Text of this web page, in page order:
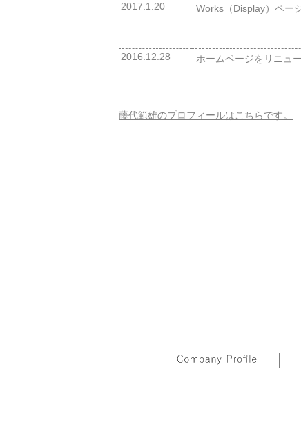
2017.1.20 Works（Display）ペー
2016.12.28 ホームページをリニュ
藤代範雄のプロフィールはこちらです。